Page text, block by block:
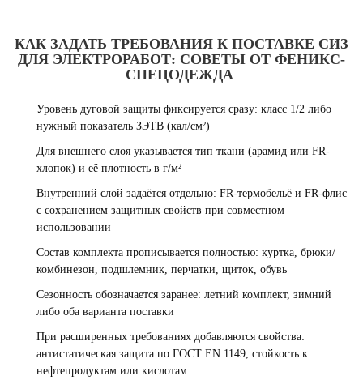
КАК ЗАДАТЬ ТРЕБОВАНИЯ К ПОСТАВКЕ СИЗ
ДЛЯ ЭЛЕКТРОРАБОТ: СОВЕТЫ ОТ ФЕНИКС-
СПЕЦОДЕЖДА
Уровень дуговой защиты фиксируется сразу: класс 1/2 либо
нужный показатель ЗЭТВ (кал/см²)
Для внешнего слоя указывается тип ткани (арамид или FR-
хлопок) и её плотность в г/м²
Внутренний слой задаётся отдельно: FR-термобельё и FR-флис
с сохранением защитных свойств при совместном
использовании
Состав комплекта прописывается полностью: куртка, брюки/
комбинезон, подшлемник, перчатки, щиток, обувь
Сезонность обозначается заранее: летний комплект, зимний
либо оба варианта поставки
При расширенных требованиях добавляются свойства:
антистатическая защита по ГОСТ EN 1149, стойкость к
нефтепродуктам или кислотам